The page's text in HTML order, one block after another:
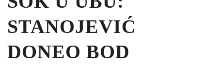
STANOJEVIĆ
DONEO BOD